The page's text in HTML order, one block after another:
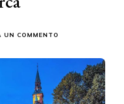
UN COMMENTO
PATRIMONIO
DELLE
FIABE
IN